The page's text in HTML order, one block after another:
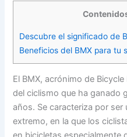
Descubre el significado de
Beneficios del BMX para tu
El BMX, acrónimo de
del ciclismo que ha ganado
años. Se caracteriza por
extremo, en la que los